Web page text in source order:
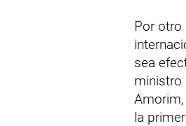
Por otro
sea
ministro
la